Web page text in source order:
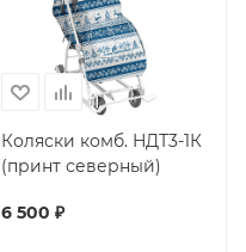
Коляски комб. НДТ3-1К
(принт северный)
6 500 ₽